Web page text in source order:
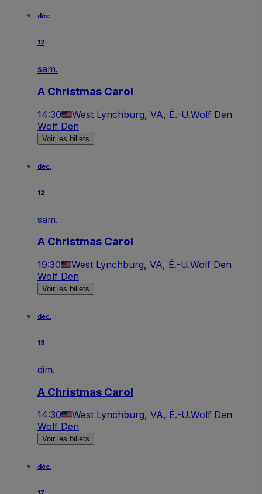
déc.
12
sam.
A Christmas Carol
14:30 West Lynchburg, VA, É.-U.Wolf Den
Wolf Den
Voir les billets
déc.
12
sam.
A Christmas Carol
19:30 West Lynchburg, VA, É.-U.Wolf Den
Wolf Den
Voir les billets
déc.
13
dim.
A Christmas Carol
14:30 West Lynchburg, VA, É.-U.Wolf Den
Wolf Den
Voir les billets
déc.